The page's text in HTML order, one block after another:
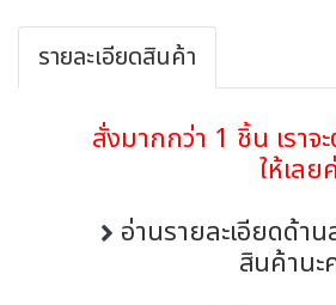
รายละเอียดสินค้า
สั่งมากกว่า 1 ชิ้น เราจ
ให้เลย
อ่านรายละเอียดด้า
สินค้านะ